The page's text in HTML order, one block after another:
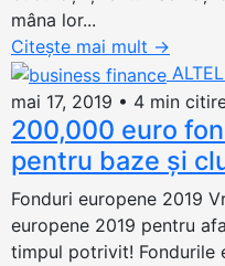
mâna lor...
Citește mai mult →
mai 17, 2019 • 4 min
200,000 euro
pentru baze și
Fonduri europene 2019
europene 2019 pentru
timpul potrivit! Fondurile